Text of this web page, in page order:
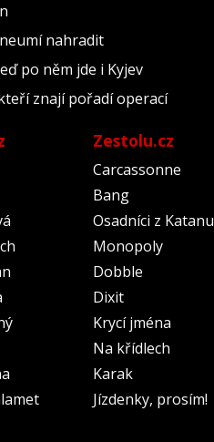
nahradit
po něm jde i Kyjev
znají pořadí operací
Zestolu.cz
Carcassonne
Bang
Osadníci z Katanu
Monopoly
Dobble
Dixit
Krycí jména
Na křídlech
Karak
Jízdenky, prosím!